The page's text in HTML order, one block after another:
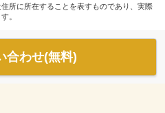
所に所在することを表すものであり、実際
。
合わせ(無料)